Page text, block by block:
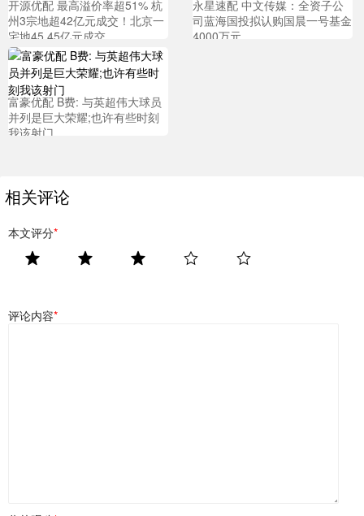
开源优配 最高溢价率超51% 杭
州3宗地超42亿元成交！北京一
宅地45.45亿元成交
永星速配 中文传媒：全资子公
司蓝海国投拟认购国晨一号基金
4000万元
富豪优配 B费: 与英超伟大球员
并列是巨大荣耀;也许有些时刻
我该射门
相关评论
本文评分*
评论内容*